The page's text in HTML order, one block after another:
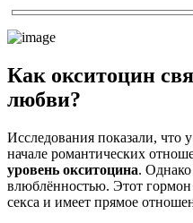
Как окситоцин
любви?
Исследования показали,
начале романтических
уровень окситоцина. Однако
влюблённостью. Этот гормон
секса и имеет прямое